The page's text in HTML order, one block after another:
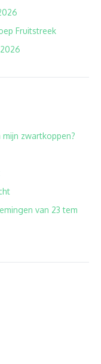
Fruitstreek
zwartkoppen?
van 23 tem